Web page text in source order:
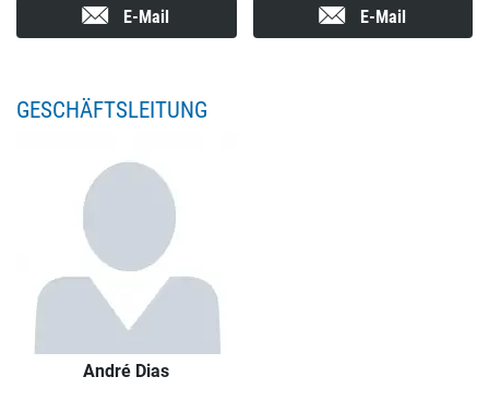
E-Mail E-Mail
GESCHÄFTSLEITUNG
André Dias